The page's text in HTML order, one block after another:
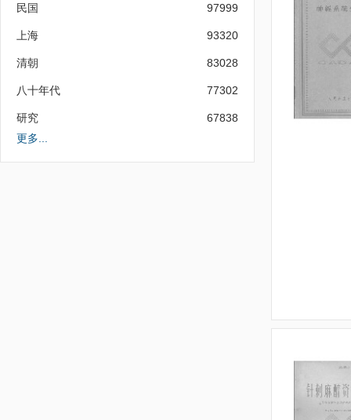
民国 97999
上海 93320
清朝 83028
八十年代 77302
研究
67838
更多...